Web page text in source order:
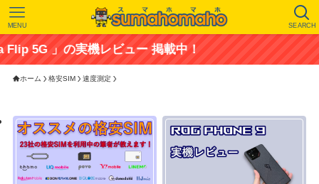
SEARCH
MENU
実機レビュー 掲載中！
ホーム 格安SIM 速度測定